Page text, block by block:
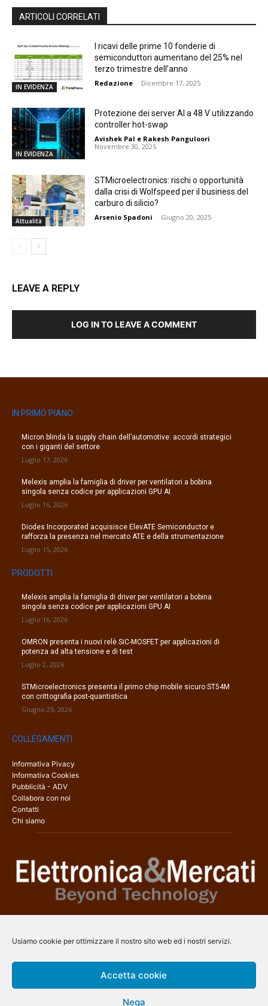
Usiamo cookie per ottimizzare il nostro sito web ed i nostri servizi.
Accetta cookie
Nega
ARTICOLI CORRELATI
IN EVIDENZA
I ricavi delle prime 10 fonderie di
semiconduttori aumentano del 25% nel
terzo trimestre dell’anno
Redazione - Dicembre 17, 2025
IN EVIDENZA
Protezione dei server AI a 48 V utilizzando
controller hot-swap
Avishek Pal e Rakesh Panguloori -
Novembre 30, 2025
Attualità
STMicroelectronics: rischi o opportunità
dalla crisi di Wolfspeed per il business del
carburo di silicio?
Arsenio Spadoni - Giugno 20, 2025
LEAVE A REPLY
LOG IN TO LEAVE A COMMENT
IN PRIMO PIANO
Micron blinda la supply chain dell’automotive: accordi strategici
con i giganti del settore
Luglio 17, 2026
Melexis amplia la famiglia di driver per ventilatori a bobina
singola senza codice per applicazioni GPU AI
Luglio 16, 2026
Diodes Incorporated acquisisce ElevATE Semiconductor e
rafforza la presenza nel mercato ATE e della strumentazione
Luglio 15, 2026
PRODOTTI
Melexis amplia la famiglia di driver per ventilatori a bobina
singola senza codice per applicazioni GPU AI
Luglio 16, 2026
OMRON presenta i nuovi relè SiC-MOSFET per applicazioni di
potenza ad alta tensione e di test
Luglio 2, 2026
STMicroelectronics presenta il primo chip mobile sicuro ST54M
con crittografia post-quantistica
Giugno 25, 2026
COLLEGAMENTI
Informativa Pivacy
Informativa Cookies
Pubblicità - ADV
Collabora con noi
Contatti
Chi siamo
una copertura a 360° che coinvolge tecnologie, prodotti, mercati e
info@arscommunication.it